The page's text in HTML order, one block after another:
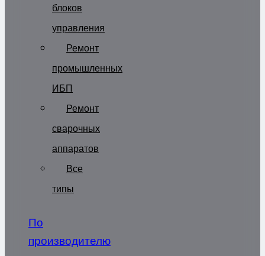
блоков
управления
Ремонт
промышленных
ИБП
Ремонт
сварочных
аппаратов
Все
типы
По
производителю